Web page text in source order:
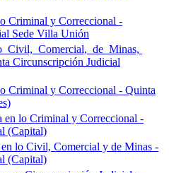
Criminal y Correccional -
Sede Villa Unión
Civil, Comercial, de Minas,
Circunscripción Judicial
Criminal y Correccional - Quinta
en lo Criminal y Correccional -
(Capital)
en lo Civil, Comercial y de Minas -
(Capital)